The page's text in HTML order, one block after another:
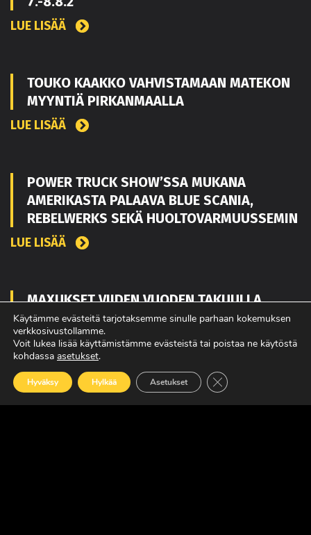
LUE LISÄÄ
TOUKO KAAKKO VAHVISTAMAAN MATEKON
MYYNTIÄ PIRKANMAALLA
LUE LISÄÄ
POWER TRUCK SHOW’SSA MUKANA
AMERIKASTA PALAAVA BLUE SCANIA,
REBELWERKS SEKÄ HUOLTOVARMUUSSEMIN
LUE LISÄÄ
MAXUKSET VIIDEN VUODEN TAKUULLA
LUE LISÄÄ
Käytämme evästeitä tarjotaksemme sinulle parhaan kokemuksen
verkkosivustollamme.
Voit lukea lisää käyttämistämme evästeistä tai poistaa ne käytöstä
kohdassa asetukset.
Hyväksy Hylkää Asetukset Sulje evästebanneri